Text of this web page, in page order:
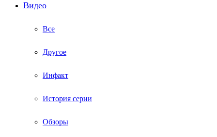
Видео
Все
Другое
Инфакт
История серии
Обзоры